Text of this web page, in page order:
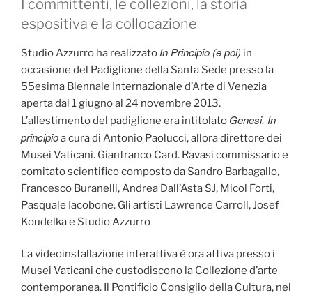
I committenti, le collezioni, la storia
espositiva e la collocazione
Studio Azzurro ha realizzato In Principio (e poi) in
occasione del Padiglione della Santa Sede presso la
55esima Biennale Internazionale d’Arte di Venezia
aperta dal 1 giugno al 24 novembre 2013.
L’allestimento del padiglione era intitolato Genesi. In
principioa cura di Antonio Paolucci, allora direttore dei
Musei Vaticani. Gianfranco Card. Ravasi commissario e
comitato scientifico composto da Sandro Barbagallo,
Francesco Buranelli, Andrea Dall’Asta SJ, Micol Forti,
Pasquale Iacobone. Gli artisti Lawrence Carroll, Josef
Koudelka e Studio Azzurro
La videoinstallazione interattiva è ora attiva presso i
Musei Vaticani che custodiscono la Collezione d’arte
contemporanea. Il Pontificio Consiglio della Cultura, nel